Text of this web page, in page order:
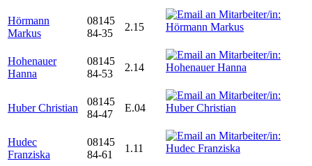
Hörmann
Markus
08145
84-35
2.15
Hohenauer
Hanna
08145
84-53
2.14
Huber Christian
08145
84-47
E.04
Hudec
Franziska
08145
84-61
1.11